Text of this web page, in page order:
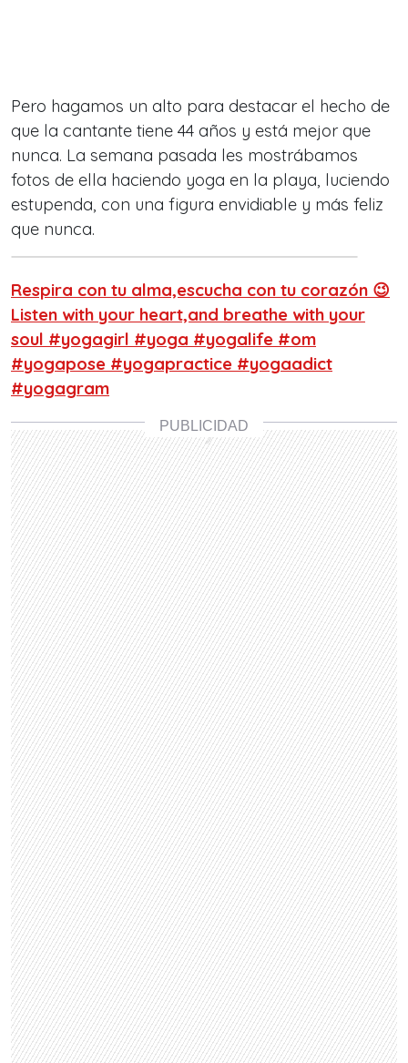
Pero hagamos un alto para destacar el hecho de
que la cantante tiene 44 años y está mejor que
nunca. La semana pasada les mostrábamos
fotos de ella haciendo yoga en la playa, luciendo
estupenda, con una figura envidiable y más feliz
que nunca.
Respira con tu alma,escucha con tu corazón 😉
Listen with your heart,and breathe with your
soul #yogagirl #yoga #yogalife #om
#yogapose #yogapractice #yogaadict
#yogagram